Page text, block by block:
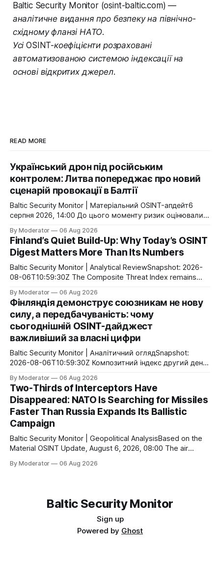
Baltic Security Monitor (osint-baltic.com) —
аналітичне видання про безпеку на північно-
східному фланзі НАТО.
Усі OSINT-коефіцієнти розраховані
автоматизованою системою індексації на
основі відкритих джерел.
READ MORE
Український дрон під російським
контролем: Литва попереджає про новий
сценарій провокації в Балтії
Baltic Security Monitor | Матеріальний OSINT-апдейт6
серпня 2026, 14:00 До цього моменту ризик оцінювали
повітряного простору. Тепер Литва публічно говорить
про інший сценарій: Росія може використати
захоплений український безпілотник як інструмент
інформаційно-політичної операції. Головною ціллю може
стати не руйнування інфраструктури, а маніпуляція
By Moderator 06 Aug 2026
Finland’s Quiet Build-Up: Why Today’s OSINT
Digest Matters More Than Its Numbers
Baltic Security Monitor | Analytical ReviewSnapshot: 2026-
08-06T10:59:30Z The Composite Threat Index remains
does not mean nothing is happening. On the contrary,
today’s OSINT flow highlights a different pattern: Finland
continues to implement its long-term defense strategy
through a
By Moderator 06 Aug 2026
Фінляндія демонструє союзникам не нову
силу, а передбачуваність: чому
сьогоднішній OSINT-дайджест
важливіший за власні цифри
Baltic Security Monitor | Аналітичний оглядSnapshot:
2026-08-06T10:59:30Z Композитний індекс другий день
відсутність активності. Навпаки, сьогоднішній потік
показує іншу закономірність: Фінляндія продовжує
методично реалізовувати оборонну програму, яка
складається з десятків невеликих, але взаємопов’язаних
кроків. Парад у Парижі, закладка нового корвета,
черговий
By Moderator 06 Aug 2026
Two-Thirds of Interceptors Have
Disappeared: NATO Is Searching for Missiles
Faster Than Russia Expands Its Ballistic
Campaign
Baltic Security Monitor | Geopolitical AnalysisBased on the
Material OSINT Update, August 6, 2026, 08:00 The air
challenge for Ukraine was once the shortage of Patriot
By Moderator 06 Aug 2026
Baltic Security Monitor
Sign up
Powered by Ghost